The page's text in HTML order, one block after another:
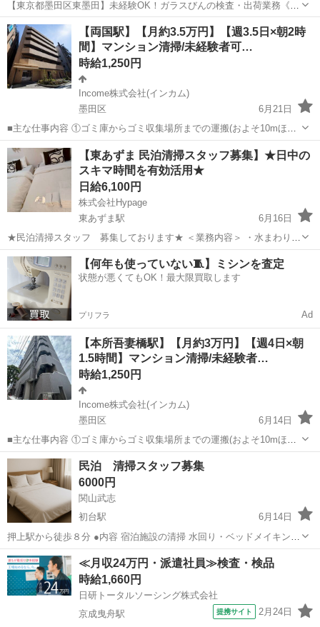
【東京都墨田区東墨田】未経験OK！ガラスびんの検査・出荷業務《お
仕事No.5A1224-JS》 お仕事について ガラスびんの検査・出荷業務で
す。製造されたガラスびんの不良品を除去、びんの種類に応じた検査
機器の調整、出荷方法...
東京 墨田区 京成曳舟駅 その他
【両国駅】【月約3.5万円】【週3.5日×朝2時
間】マンション清掃/未経験者可…
時給1,250円
Income株式会社(インカム)
墨田区
6月21日
■主な仕事内容 ①ゴミ庫からゴミ収集場所までの運搬(およそ10mほど
を１日約10個ほど) ②エントランス・エレベーター・廊下・非常階段・
駐車駐輪場などの共用部分と外構の清掃（時間内で可能な範囲） ③清
掃結果の報告（指定...
東京 墨田区 その他 時給
【東あずま 民泊清掃スタッフ募集】★日中の
スキマ時間を有効活用★
日給6,100円
株式会社Hypage
東あずま駅
6月16日
★民泊清掃スタッフ 募集しております★ ＜業務内容＞ ・水まわり清
掃・補充 ・ベッドメイキング ・床掃除 ・清掃後のチェック 👉こんな
方にオススメ ▫️ 10:00〜16:00時の間で空き時間が...
東京 墨田区 東あずま駅 その他 スタッフ
【何年も使っていない🧵】ミシンを査定
状態が悪くてもOK！最大限買取します
プリフラ Ad
【本所吾妻橋駅】【月約3万円】【週4日×朝
1.5時間】マンション清掃/未経験者…
時給1,250円
Income株式会社(インカム)
墨田区
6月14日
■主な仕事内容 ①ゴミ庫からゴミ収集場所までの運搬(およそ10mほど
を１日約10個ほど) ②エントランス・エレベーター・廊下・非常階段・
駐車駐輪場などの共用部分と外構の清掃（時間内で可能な範囲） ③清
掃結果の報告（指定...
東京 墨田区 その他 時給
民泊 清掃スタッフ募集
6000円
関山武志
初台駅
6月14日
押上駅から徒歩８分 ●内容 宿泊施設の清掃 水回り・ベッドメイキン
グ・客室の清掃 ●単価 6000円 ランドリー代金別途支給。 交通費込
み。 個人様大歓迎♪♪ 女性清掃スタッフ大歓迎🎵 末永くよろしくお願
いします🎵...
東京 墨田区 初台駅 その他 スタッフ
≪月収24万円・派遣社員≫検査・検品
時給1,660円
日研トータルソーシング株式会社
京成曳舟駅
提携サイト 2月24日